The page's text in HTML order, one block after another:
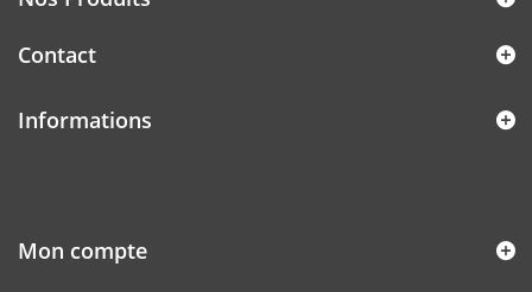
Contact
Informations
Mon compte